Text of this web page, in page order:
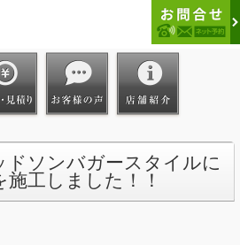
ドソンバガースタイルに
工しました！！